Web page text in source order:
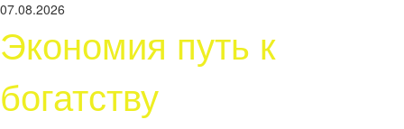
Перейти
содержимому
07.08.2026
Экономия путь к
богатству